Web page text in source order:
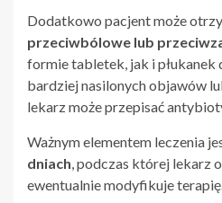
Dodatkowo pacjent może
przeciwbólowe lub
formie tabletek, jak i płukanek
bardziej nasilonych objawów
lekarz może przepisać
Ważnym elementem leczenia
dniach, podczas której lekarz
ewentualnie modyfikuje